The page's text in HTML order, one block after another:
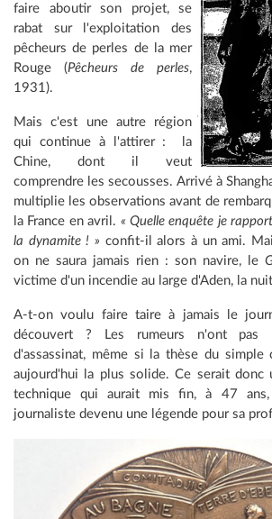
faire aboutir son projet, se
rabat sur l'exploitation des
pêcheurs de perles de la mer
Rouge (Pêcheurs de perles,
1931).
Mais c'est une autre région
qui continue à l'attirer : la
Chine, dont il veut
comprendre les secousses. Arrivé à
multiplie les observations avant de
la France en avril. « Quelle enquête je
la dynamite ! » confit-il alors à un ami.
on ne saura jamais rien : son navire, le
victime d'un incendie au large d'Aden, la
A-t-on voulu faire taire à jamais le
découvert ? Les rumeurs n'ont pas
d'assassinat, même si la thèse du simple
aujourd'hui la plus solide. Ce serait donc
technique qui aurait mis fin, à 47
journaliste devenu une légende pour sa